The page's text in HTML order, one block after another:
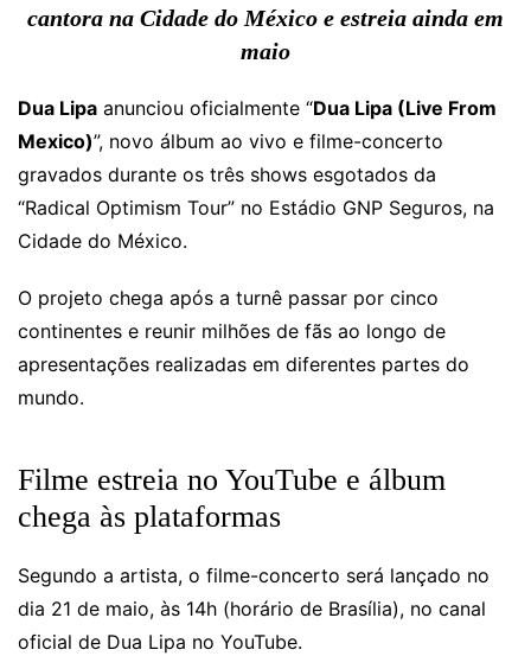
cantora na Cidade do México e estreia ainda em
maio
Dua Lipa anunciou oficialmente “Dua Lipa (Live From
Mexico)”, novo álbum ao vivo e filme-concerto
gravados durante os três shows esgotados da
“Radical Optimism Tour” no Estádio GNP Seguros, na
Cidade do México.
O projeto chega após a turnê passar por cinco
continentes e reunir milhões de fãs ao longo de
apresentações realizadas em diferentes partes do
mundo.
Filme estreia no YouTube e álbum
chega às plataformas
Segundo a artista, o filme-concerto será lançado no
dia 21 de maio, às 14h (horário de Brasília), no canal
oficial de Dua Lipa no YouTube.